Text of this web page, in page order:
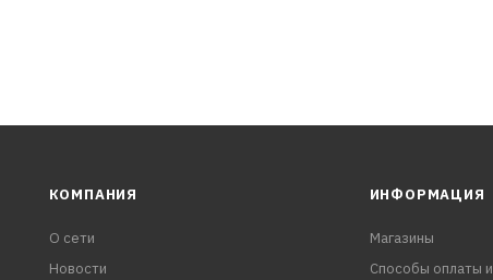
КОМПАНИЯ
О сети
Новости
ИНФОРМАЦИЯ
Магазины
Способы оплаты и